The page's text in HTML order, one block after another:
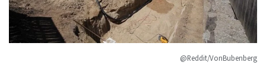
@Reddit/VonBubenberg